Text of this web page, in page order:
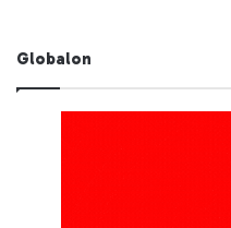
Globalon